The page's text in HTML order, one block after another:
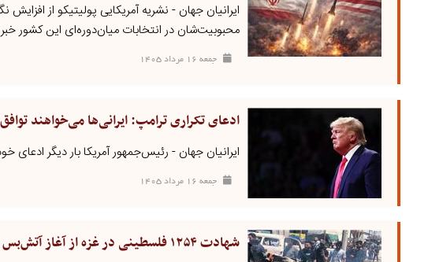
ایرانیان جهان - نشریه آمریکایی پولیتیکو از
محبوبیت‌شان در انتخابات میان‌دوره‌ای این کشور خبر
جمعه ۱۶ مرداد ۱۴۰۵
ادعای تکراری ترامپ: ایرانی‌ها می‌خواهند
ایرانیان جهان - رئیس‌جمهور آمریکا بار دیگر ادعای
جمعه ۱۶ مرداد ۱۴۰۵
شهادت ۱۲۵۴ فلسطینی در غزه از آغاز آتش‌بس تاکنون